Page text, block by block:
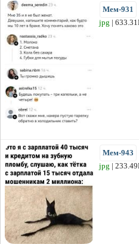
Мем-931
jpg |
Мем-943
jpg |